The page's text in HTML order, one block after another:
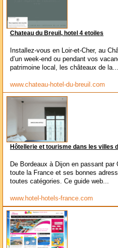
Chateau du Breuil, hotel 4 etoiles
Installez-vous en Loir-et-Cher, au
d’un week-end ou pendant vos
patrimoine local, les châteaux de la...
www.chateau-hotel-du-breuil.com
Hôtellerie et tourisme dans les villes
De Bordeaux à Dijon en passant
toute la France et ses bonnes
toutes catégories. Ce guide web...
www.hotel-hotels-france.com